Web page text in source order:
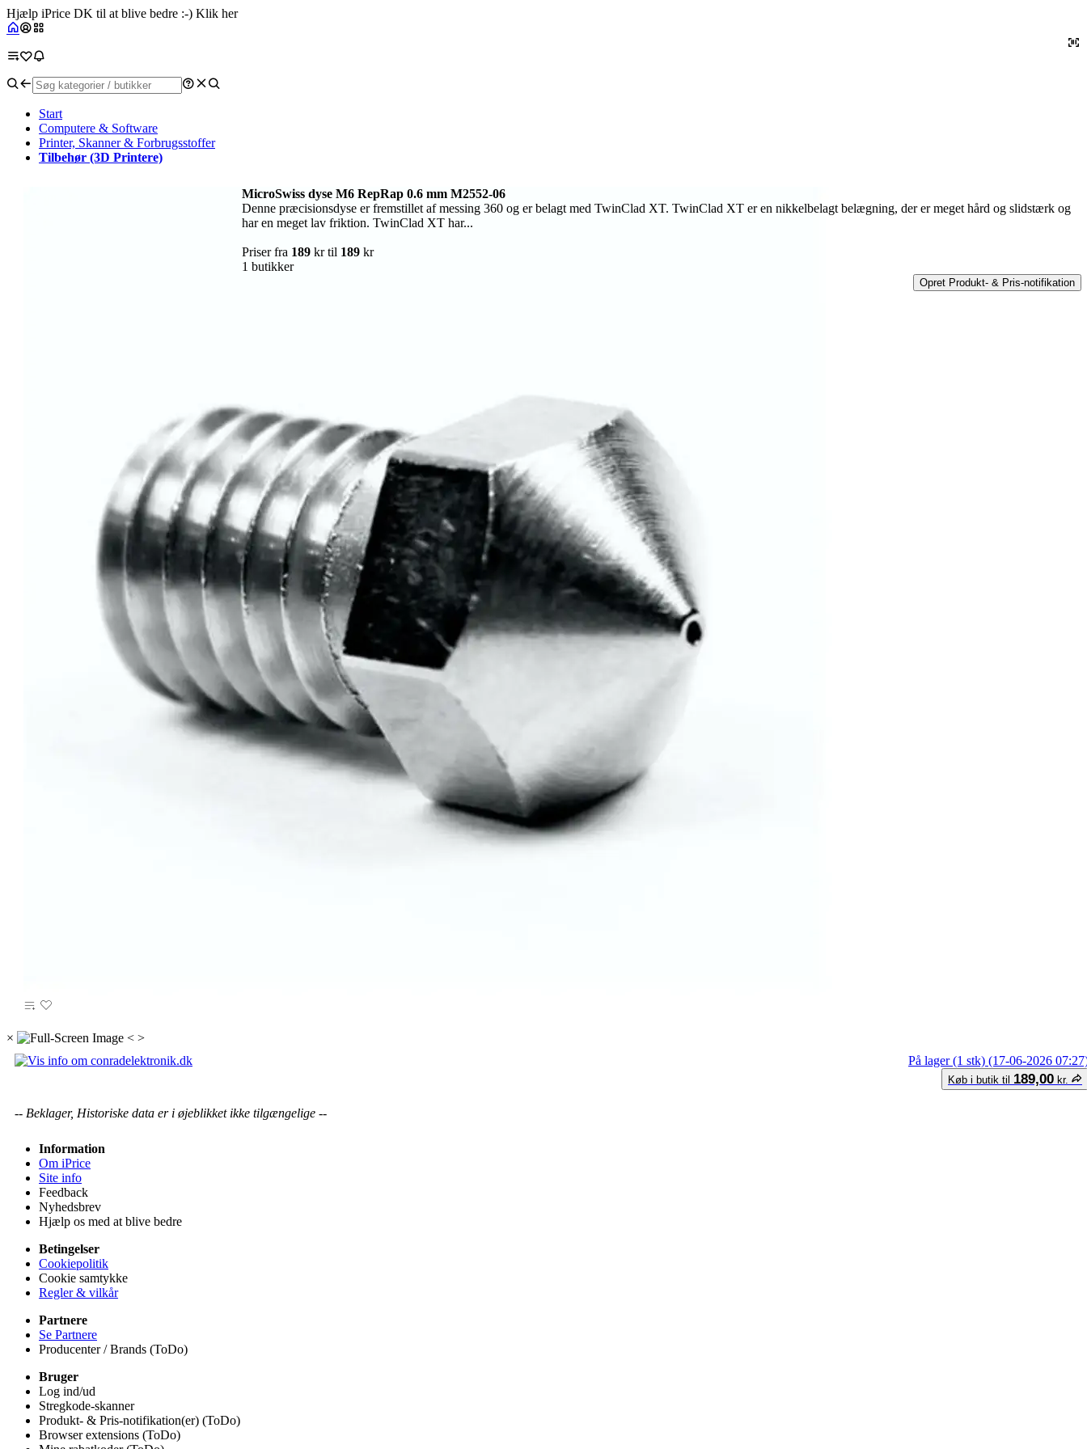
Hjælp iPrice DK til at blive bedre :-) Klik her
Start
Computere & Software
Printer, Skanner & Forbrugsstoffer
Tilbehør (3D Printere)
MicroSwiss dyse M6 RepRap 0.6 mm M2552-06
Denne præcisionsdyse er fremstillet af messing 360 og er belagt med TwinClad XT. TwinClad XT er en nikkelbelagt belægning, der er meget hård og slidstærk og
har en meget lav friktion. TwinClad XT har...
Priser fra 189 kr til 189 kr
1 butikker
Opret Produkt- & Pris-notifikation
× < >
På lager (1 stk) (17-06-2026
Køb i butik til 189,00 kr.
-- Beklager, Historiske data er i øjeblikket ikke tilgængelige --
Information
Om iPrice
Site info
Feedback
Nyhedsbrev
Hjælp os med at blive bedre
Betingelser
Cookiepolitik
Cookie samtykke
Regler & vilkår
Partnere
Se Partnere
Producenter / Brands (ToDo)
Bruger
Log ind/ud
Stregkode-skanner
Produkt- & Pris-notifikation(er) (ToDo)
Browser extensions (ToDo)